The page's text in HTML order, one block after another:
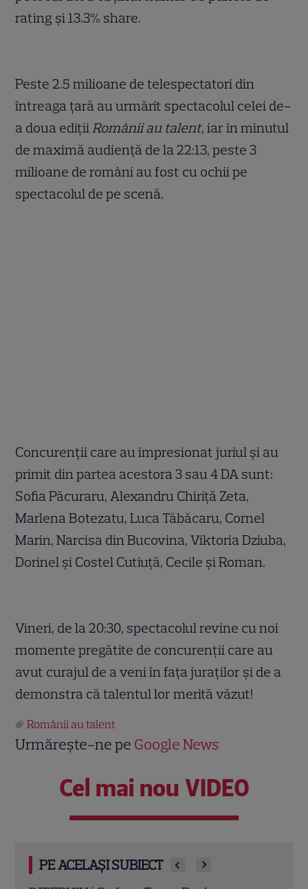
rating și 13.3% share.
Peste 2.5 milioane de telespectatori din
întreaga țară au urmărit spectacolul celei de-
a doua edițiiRomânii au talent, iar în minutul
de maximă audiență de la 22:13, peste 3
milioane de români au fost cu ochii pe
spectacolul de pe scenă.
Concurenții care au impresionat juriul și au
primit din partea acestora 3 sau 4 DA sunt:
Sofia Păcuraru, Alexandru Chiriță Zeta,
Marlena Botezatu, Luca Tăbăcaru, Cornel
Marin, Narcisa din Bucovina, Viktoria Dziuba,
Dorinel și Costel Cutiuță, Cecile și Roman.
Vineri, de la 20:30, spectacolul revine cu noi
momente pregătite de concurenții care au
avut curajul de a veni în fața juraților și de a
demonstra că talentul lor merită văzut!
Românii au talent
Urmărește-ne pe Google News
Cel mai nou VIDEO
PE ACELAȘI SUBIECT